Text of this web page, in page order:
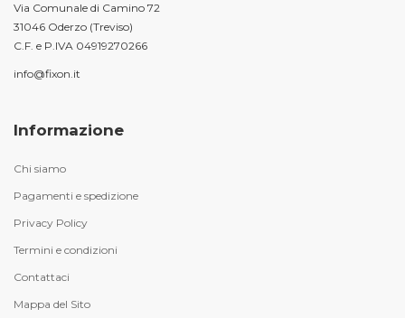
Via Comunale di Camino 72
31046 Oderzo (Treviso)
C.F. e P.IVA 04919270266
info@fixon.it
Informazione
Chi siamo
Pagamenti e spedizione
Privacy Policy
Termini e condizioni
Contattaci
Mappa del Sito